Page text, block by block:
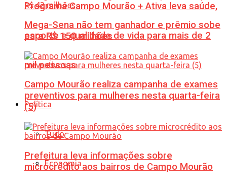
Programa Campo Mourão + Ativa leva saúde,
esporte e qualidade de vida para mais de 2
mil pessoas
Política
Tudo
Economia
Mega-Sena não tem ganhador e prêmio sobe
para R$ 150 milhões
Campo Mourão realiza campanha de exames
preventivos para mulheres nesta quarta-feira
(5)
Prefeitura leva informações sobre
microcrédito aos bairros de Campo Mourão